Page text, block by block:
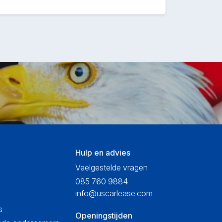
Hulp en advies
Veelgestelde vragen
085 760 9884
info@uscarlease.com
Openingstijden